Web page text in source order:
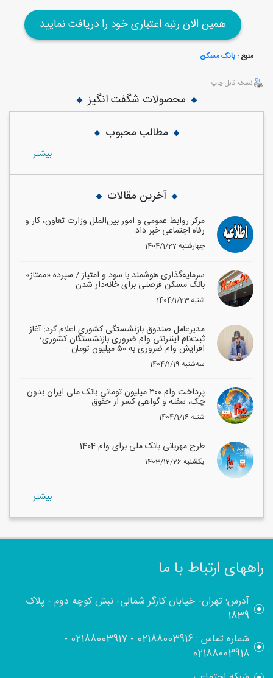
همین الان رتبه اعتباری خود را دریافت نمایید
منبع : بانک مسکن
نسخه قابل چاپ
محصولات شگفت انگیز
مطالب محبوب
بيشتر
آخرین مقالات
مرکز روابط عمومی و امور بین‌الملل وزارت تعاون، کار و
رفاه اجتماعی خبر داد:
1404/1/27 چهارشنبه
سرمایه‌گذاری هوشمند با سود و امتیاز / سپرده «ممتاز»
بانک مسکن فرصتی برای خانه‌دار شدن
1404/1/23 شنبه
مدیرعامل صندوق بازنشستگی کشوری اعلام کرد: آغاز
ثبت‌نام اینترنتی وام ضروری بازنشستگان کشوری؛
افزایش وام ضروری به ۵۰ میلیون تومان
1404/1/19 سه‌شنبه
پرداخت وام ۳۰۰ میلیون تومانی بانک ملی ایران بدون
چک، سفته و گواهی کسر از حقوق
1404/1/16 شنبه
طرح مهربانی بانک ملی برای وام 1404
1403/12/26 یکشنبه
بيشتر
راههای ارتباط با ما
آدرس: تهران- خیابان کارگر شمالی- نبش کوچه دوم - پلاک
1839
شماره تماس :02188003916
-
02188003917
-
02188003918